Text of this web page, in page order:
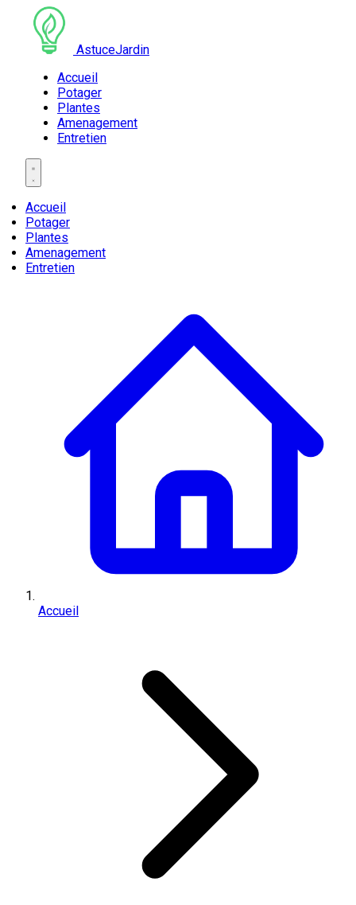
AstuceJardin
Accueil
Potager
Plantes
Amenagement
Entretien
Accueil
Potager
Plantes
Amenagement
Entretien
Accueil